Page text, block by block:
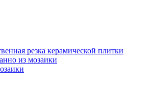
резка керамической плитки
из мозаики